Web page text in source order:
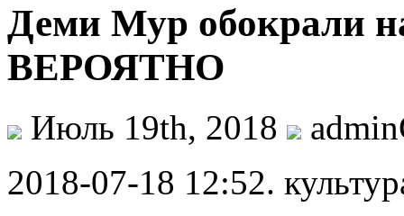
Деми Мур обокрали
ВЕРОЯТНО
Июль 19th, 2018
2018-07-18 12:52.